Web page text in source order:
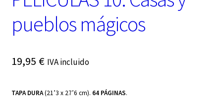
pueblos mágicos
19,95 € IVA incluido
TAPA DURA(21’3 x 27’6 cm). 64 PÁGINAS.